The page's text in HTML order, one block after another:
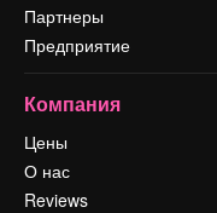
Партнеры
Предприятие
Компания
Цены
О нас
Reviews